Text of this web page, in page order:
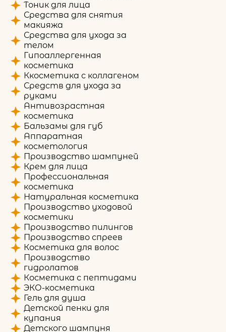
Тоник для лица
Средства для снятия
макияжа
Средства для ухода за
телом
Гипоаллергенная
косметика
Ккосметика с коллагеном
Средств для ухода за
руками
Антивозрастная
косметика
Бальзамы для губ
Аппаратная
косметология
Производство шампуней
Крем для лица
Профессиональная
косметика
Натуральная косметика
Производство уходовой
косметики
Производство пилингов
Производство спреев
Косметика для волос
Производство
гидролатов
Косметика с пептидами
ЭКО-косметика
Гель для душа
Детской пенки для
купания
Детского шампуня